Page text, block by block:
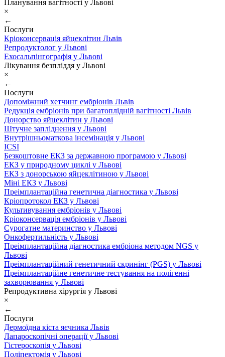
Планування вагітності у Львові
×
←
Послуги
Кріоконсервація яйцеклітин Львів
Репродуктолог у Львові
Ехосальпінгографія у Львові
Лікування безпліддя у Львові
×
←
Послуги
Допоміжний хетчинг ембріонів Львів
Редукція ембріонів при багатоплідній вагітності Львів
Донорство яйцеклітин у Львові
Штучне запліднення у Львові
Внутрішньоматкова інсемінація у Львові
ICSI
Безкоштовне ЕКЗ за державною програмою у Львові
ЕКЗ у природному циклі у Львові
ЕКЗ з донорською яйцеклітиною у Львові
Міні ЕКЗ у Львові
Преімплантаційна генетична діагностика у Львові
Кріопротокол ЕКЗ у Львові
Культивування ембріонів у Львові
Кріоконсервація ембріонів у Львові
Сурогатне материнство у Львові
Онкофертильність у Львові
Преімплантаційна діагностика ембріона методом NGS у
Львові
Преімплантаційний генетичний скринінг (PGS) у Львові
Преімплантаційне генетичне тестування на полігенні
захворювання у Львові
Репродуктивна хірургія у Львові
×
←
Послуги
Дермоїдна кіста яєчника Львів
Лапароскопічні операції у Львові
Гістероскопія у Львові
Поліпектомія у Львові